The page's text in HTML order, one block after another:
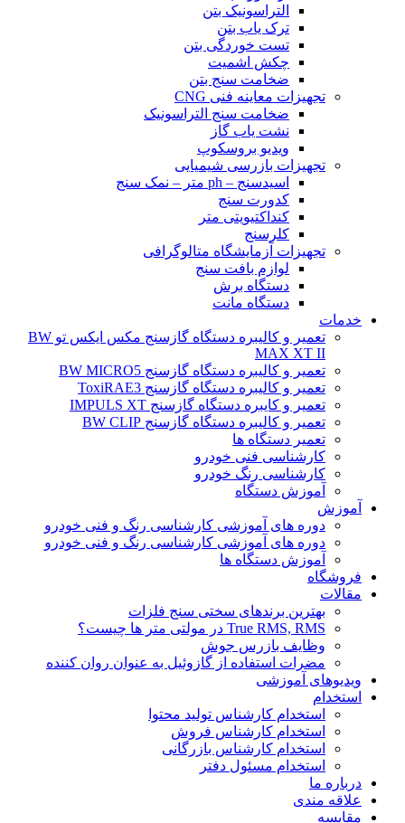
التراسونیک بتن
ترک یاب بتن
تست خوردگی بتن
چکش اشمیت
ضخامت سنج بتن
تجهیزات معاینه فنی CNG
ضخامت سنج التراسونیک
نشت یاب گاز
ویدیو بروسکوپ
تجهیزات بازرسی شیمیایی
اسیدسنج – ph متر – نمک سنج
کدورت سنج
کنداکتیویتی متر
کلرسنج
تجهیزات آزمایشگاه متالوگرافی
لوازم بافت سنج
دستگاه برش
دستگاه مانت
خدمات
تعمیر و کالیبره دستگاه گازسنج مکس ایکس تو BW
MAX XT II
تعمیر و کالیبره دستگاه گازسنج BW MICRO5
تعمیر و کالیبره دستگاه گازسنج ToxiRAE3
تعمیر و کایبره دستگاه گازسنج IMPULS XT
تعمیر و کالیبره دستگاه گازسنج BW CLIP
تعمیر دستگاه ها
کارشناسی فنی خودرو
کارشناسی رنگ خودرو
آموزش دستگاه
آموزش
دوره های آموزشی کارشناسی رنگ و فنی خودرو
دوره های آموزشی کارشناسی رنگ و فنی خودرو
آموزش دستگاه ها
فروشگاه
مقالات
بهترین برندهای سختی سنج فلزات
True RMS, RMS در مولتی متر ها چیست؟
وظایف بازرس جوش
مضرات استفاده از گازوئیل به عنوان روان کننده
ویدیوهای آموزشی
استخدام
استخدام کارشناس تولید محتوا
استخدام کارشناس فروش
استخدام کارشناس بازرگانی
استخدام مسئول دفتر
درباره ما
علاقه مندی
مقایسه